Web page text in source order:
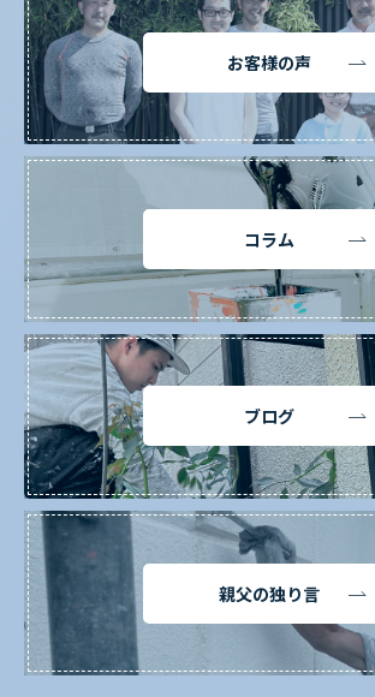
お客様の声
コラム
ブログ
親父の独り言